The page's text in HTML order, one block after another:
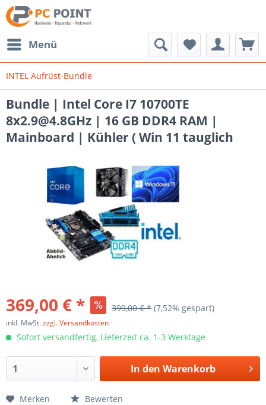
Menü
INTEL Aufrüst-Bundle
Bundle | Intel Core I7 10700TE
8x2.9@4.8GHz | 16 GB DDR4 RAM |
Mainboard | Kühler ( Win 11 tauglich
369,00 € * 399,00 € * (7,52% gespart)
inkl. MwSt.zzgl. Versandkosten
Sofort versandfertig, Lieferzeit ca. 1-3 Werktage
In den Warenkorb
Merken Bewerten